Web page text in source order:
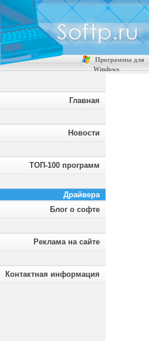
Программы для
Windows
Главная
Новости
ТОП-100 программ
Драйвера
Блог о софте
Реклама на сайте
Контактная информация